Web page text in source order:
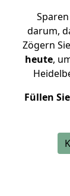
darum,
Zögern
heute,
Füllen